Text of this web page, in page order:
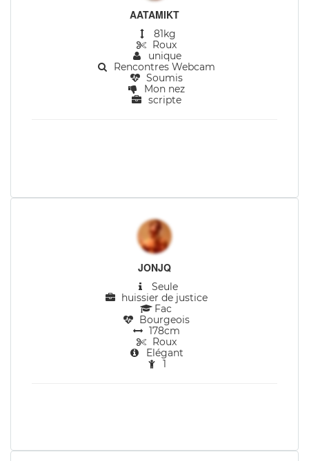
AATAMIKT
81kg
Roux
unique
Rencontres Webcam
Soumis
Mon nez
scripte
JONJQ
Seule
huissier de justice
Fac
Bourgeois
178cm
Roux
Elégant
1